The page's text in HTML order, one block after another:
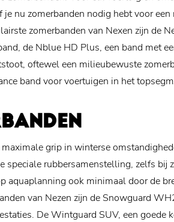
nu zomerbanden nodig hebt voor
zomerbanden van Nexen zijn de
de Nblue HD Plus, een band met
oftewel een milieubewuste
band voor voertuigen in het
grip in winterse
rubbersamenstelling, zelfs bij
aquaplanning ook minimaal door de
van Nezen zijn de Snowguard
De Wintguard SUV, een goede